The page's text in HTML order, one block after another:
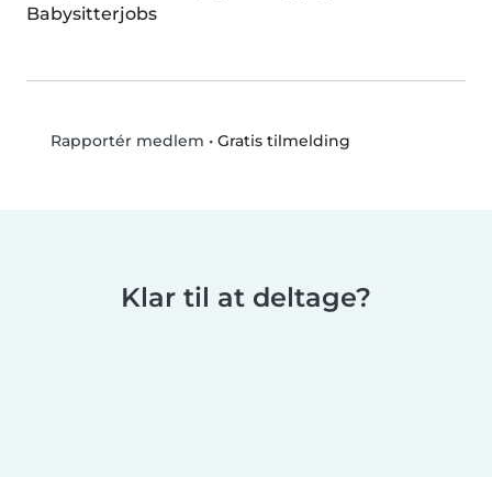
Babysitterjobs
Rapportér medlem • Gratis tilmelding
Klar til at deltage?